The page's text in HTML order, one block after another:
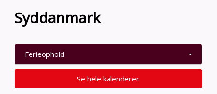
Syddanmark
Ferieophold
Se hele kalenderen